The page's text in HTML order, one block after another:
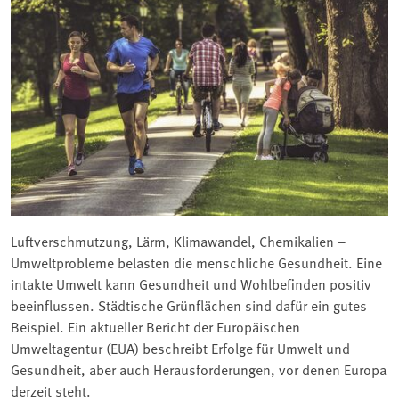
Luftverschmutzung, Lärm, Klimawandel, Chemikalien –
Umweltprobleme belasten die menschliche Gesundheit. Eine
intakte Umwelt kann Gesundheit und Wohlbefinden positiv
beeinflussen. Städtische Grünflächen sind dafür ein gutes
Beispiel. Ein aktueller Bericht der Europäischen
Umweltagentur (EUA) beschreibt Erfolge für Umwelt und
Gesundheit, aber auch Herausforderungen, vor denen Europa
derzeit steht.